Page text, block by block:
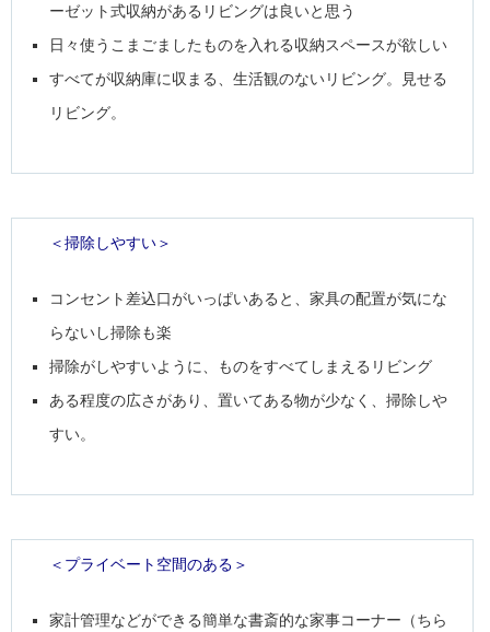
ーゼット式収納があるリビングは良いと思う
日々使うこまごましたものを入れる収納スペースが欲しい
すべてが収納庫に収まる、生活観のないリビング。見せる
リビング。
＜掃除しやすい＞
コンセント差込口がいっぱいあると、家具の配置が気にな
らないし掃除も楽
掃除がしやすいように、ものをすべてしまえるリビング
ある程度の広さがあり、置いてある物が少なく、掃除しや
すい。
＜プライベート空間のある＞
家計管理などができる簡単な書斎的な家事コーナー（ちら